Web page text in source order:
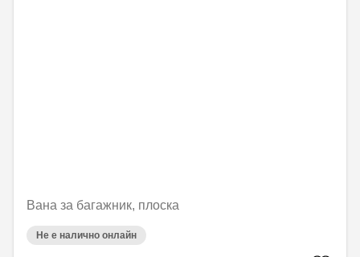
Вана за багажник, плоска
Не е налично онлайн